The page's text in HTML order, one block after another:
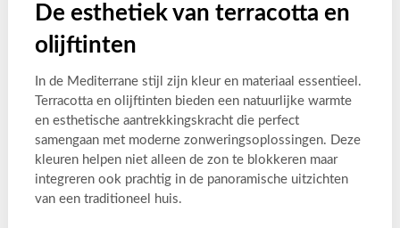
De esthetiek van terracotta en
olijftinten
In de Mediterrane stijl zijn kleur en materiaal essentieel.
Terracotta en olijftinten bieden een natuurlijke warmte
en esthetische aantrekkingskracht die perfect
samengaan met moderne zonweringsoplossingen. Deze
kleuren helpen niet alleen de zon te blokkeren maar
integreren ook prachtig in de panoramische uitzichten
van een traditioneel huis.